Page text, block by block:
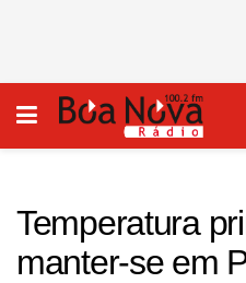
Temperatura
manter-se em